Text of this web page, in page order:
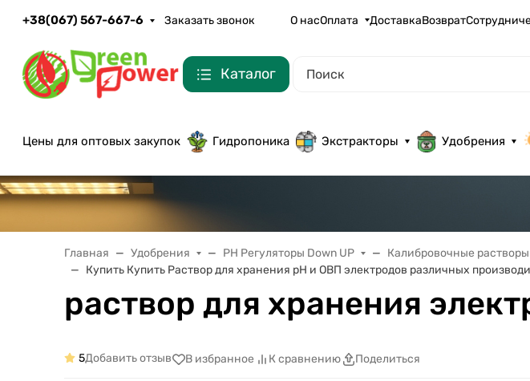
+38(067) 567-667-6 Заказать звонок О насОплата ДоставкаВозврат
Каталог
Цены для оптовых закупок Гидропоника Экстракторы Удобрения
Главная Удобрения PH Регуляторы Down UP
Калибровочные
Купить Купить Pаствор для хранения рН и ОВП электродов различных
раствор для хранения
5Добавить отзыв В избранное К сравнению Поделиться